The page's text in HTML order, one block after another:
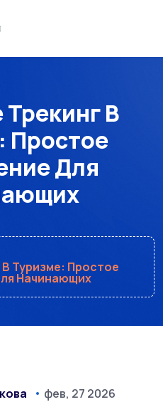
В
Простое
Для
Туризме: Простое
Начинающих
фев, 27 2026